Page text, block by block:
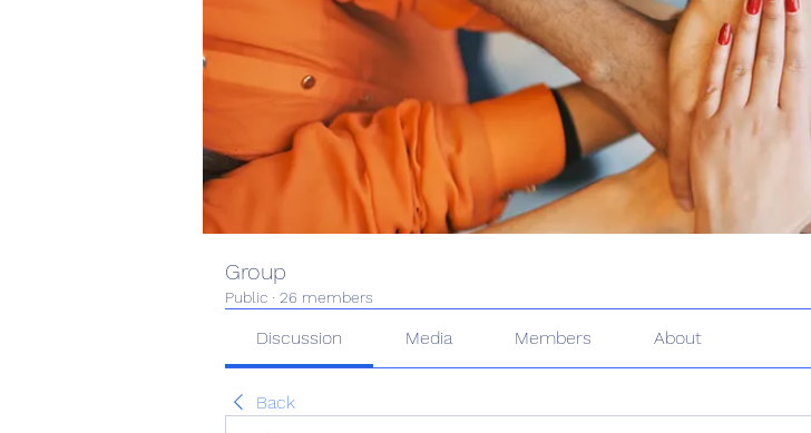
Group
Public · 26 members
Discussion Media Members About
Back